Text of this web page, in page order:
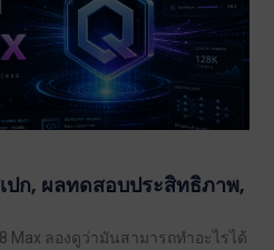
ปก, ผลทดสอบประสิทธิภาพ,
Max ลองดูว่ามันสามารถทำอะไรได้